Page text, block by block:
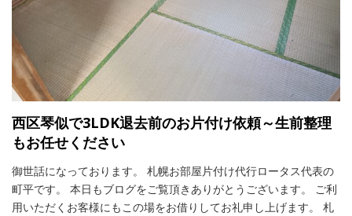
西区琴似で3LDK退去前のお片付け依頼～生前整理
もお任せください
御世話になっております。 札幌お部屋片付け代行ロータス代表の
町平です。 本日もブログをご覧頂きありがとうございます。 ご利
用いただくお客様にもこの場をお借りしてお礼申し上げます。 札